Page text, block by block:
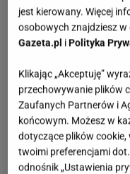
jest kierowany. Więcej
osobowych znajdziesz
Gazeta.pl iPolityka
Klikając „Akceptuję”
przechowywanie plików
Zaufanych Partnerów i
końcowym. Możesz w
dotyczące plików cookie,
twoimi preferencjami
odnośnik „Ustawienia